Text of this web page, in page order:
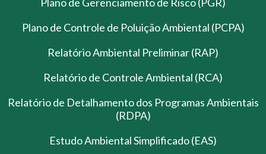
Plano de Gerenciamento de Risco (PGR)
Plano de Controle de Poluição Ambiental (PCPA)
Relatório Ambiental Preliminar (RAP)
Relatório de Controle Ambiental (RCA)
Relatório de Detalhamento dos Programas Ambientais
(RDPA)
Estudo Ambiental Simplificado (EAS)